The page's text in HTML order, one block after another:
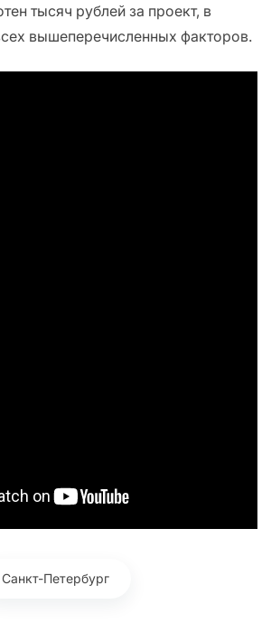
тысяч рублей за проект, в
вышеперечисленных факторов.
Санкт-Петербург